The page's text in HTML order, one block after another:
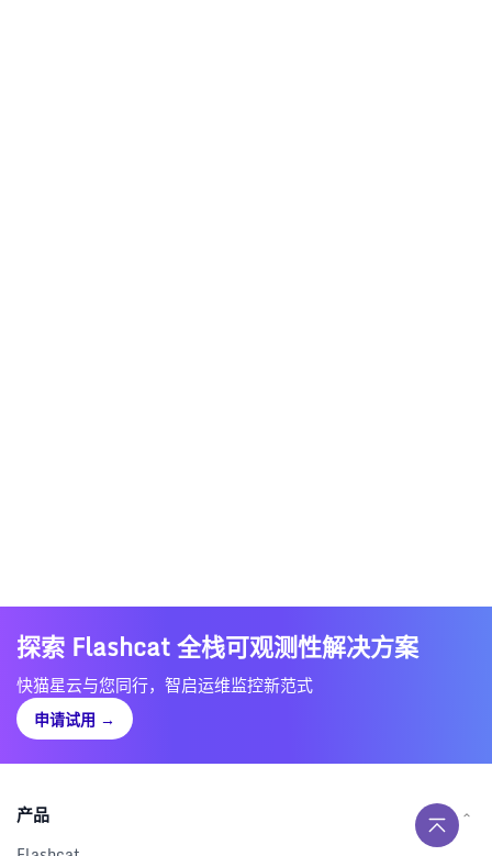
探索 Flashcat 全栈可观测性解决方案
快猫星云与您同行，智启运维监控新范式
申请试用 →
产品